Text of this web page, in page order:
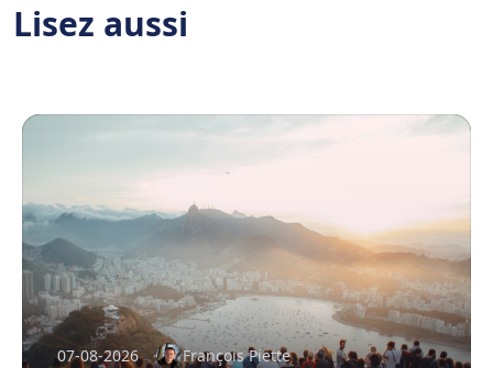
Lisez aussi
07-08-2026 François Piette